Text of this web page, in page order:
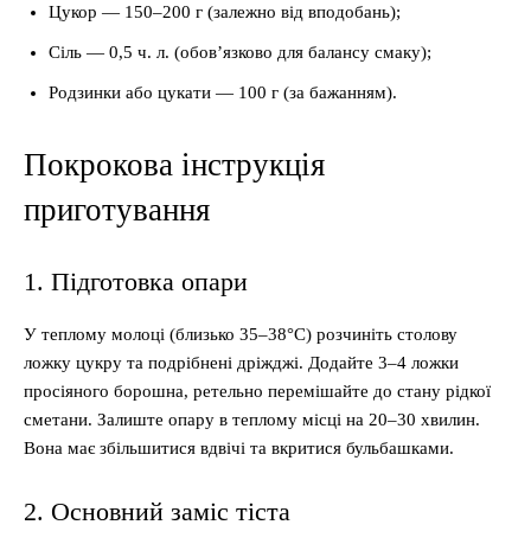
Цукор — 150–200 г (залежно від вподобань);
Сіль — 0,5 ч. л. (обов’язково для балансу смаку);
Родзинки або цукати — 100 г (за бажанням).
Покрокова інструкція
приготування
1. Підготовка опари
У теплому молоці (близько 35–38°C) розчиніть столову
ложку цукру та подрібнені дріжджі. Додайте 3–4 ложки
просіяного борошна, ретельно перемішайте до стану рідкої
сметани. Залиште опару в теплому місці на 20–30 хвилин.
Вона має збільшитися вдвічі та вкритися бульбашками.
2. Основний заміс тіста